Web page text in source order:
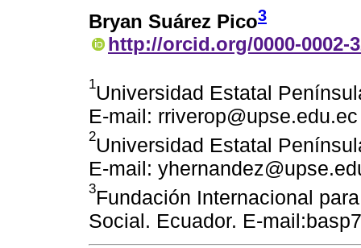
Bryan Suárez Pico3
http://orcid.org/0000-0002-
1Universidad Estatal
E-mail: rriverop@upse.edu.ec
2Universidad Estatal
E-mail:
3Fundación Internacional
Social. Ecuador. E-